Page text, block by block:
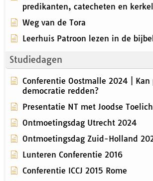
predikanten, catecheten en
Weg van de Tora
Leerhuis Patroon lezen in de
Studiedagen
Conferentie Oostmalle 2024 |
democratie redden?
Presentatie NT met Joodse
Ontmoetingsdag Utrecht 2024
Ontmoetingsdag Zuid-Holland
Lunteren Conferentie 2016
Conferentie ICCJ 2015 Rome